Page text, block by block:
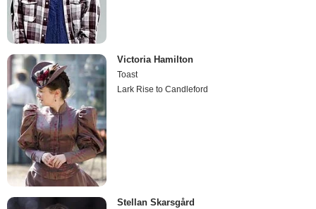
Victoria Hamilton
Toast
Lark Rise to Candleford
Stellan Skarsgård